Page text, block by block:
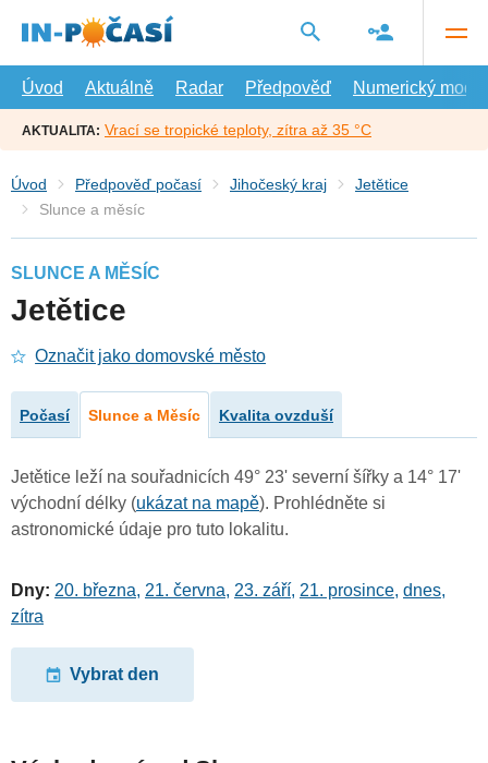
hlavní
Úvod
Aktuálně Radar Předpověď Numerický model
AKTUALITA: Vrací se tropické teploty, zítra až 35 °C
Úvod Předpověď počasí Jihočeský kraj
Jetětice
Slunce a měsíc
SLUNCE A MĚSÍC
Jetětice
Označit jako domovské město
Počasí Slunce a Měsíc Kvalita ovzduší
Jetětice leží na souřadnicích 49° 23' severní šířky a 14° 17'
východní délky (ukázat na mapě). Prohlédněte si
astronomické údaje pro tuto lokalitu.
Dny: 20. března, 21. června, 23. září, 21. prosince, dnes,
zítra
Vybrat den